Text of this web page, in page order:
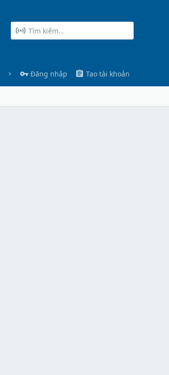
Đăng nhập Tạo tài khoản